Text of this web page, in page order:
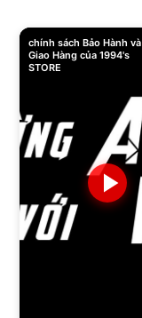
chính sách Bảo Hành và
Giao Hàng của 1994's
STORE